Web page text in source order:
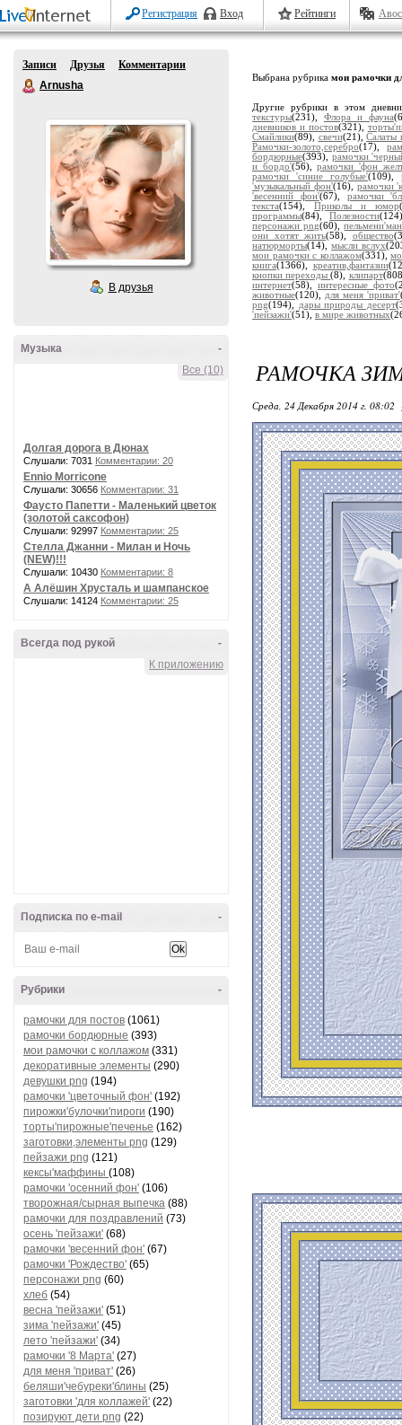
Регистрация Вход Рейтинги
Записи Друзья
Комментарии
Arnusha
В друзья
-
Музыка
Все (10)
Долгая дорога в Дюнах
Слушали: 7031 Комментарии: 20
Ennio Morricone
Слушали: 30656 Комментарии: 31
Фаусто Папетти - Маленький цветок
(золотой саксофон)
Слушали: 92997 Комментарии: 25
Стелла Джанни - Милан и Ночь
(NEW)!!!
Слушали: 10430 Комментарии: 8
А Алёшин Хрусталь и шампанское
Слушали: 14124 Комментарии: 25
-
Всегда под рукой
К приложению
-
Подписка по e-mail
-
Рубрики
рамочки для постов (1061)
рамочки бордюрные (393)
мои рамочки с коллажом (331)
декоративные элементы (290)
девушки png (194)
рамочки 'цветочный фон' (192)
пирожки'булочки'пироги (190)
торты'пирожные'печенье (162)
заготовки,элементы png (129)
пейзажи png (121)
кексы'маффины (108)
рамочки 'осенний фон' (106)
творожная/сырная выпечка (88)
рамочки для поздравлений (73)
осень 'пейзажи' (68)
рамочки 'весенний фон' (67)
рамочки 'Рождество' (65)
персонажи png (60)
хлеб (54)
весна 'пейзажи' (51)
зима 'пейзажи' (45)
лето 'пейзажи' (34)
рамочки '8 Марта' (27)
для меня 'приват' (26)
беляши'чебуреки'блины (25)
заготовки 'для коллажей' (22)
позируют дети png (22)
Выбрана рубрика мои рамочки
Другие рубрики в этом
текстуры(231), Флора и фауна
дневников и постов(321),
Смайлики(89), свечи(21),Салаты
Рамочки-золото,серебро(17),
бордюрные(393), рамочки
и бордо'(56),рамочки 'фон
рамочки 'синие голубые'(109),
'музыкальный фон'(16), рамочки
'весенний фон'(67), рамочки
текста(154), Приколы и юмор
программы(84),Полезности
персонажи png(60),
они хотят жить(58), общество
натюрморты(14),мысли вслух
мои рамочки с коллажом(331),
книга(1366), креатив,фантазии
кнопки переходы(8), клипарт
интернет(58), интересные фото
животные(120), для меня 'приват'
png(194), дары природы десерт
'пейзажи'(51), в мире животных
РАМОЧКА
Среда, 24 Декабря 2014 г. 08:02